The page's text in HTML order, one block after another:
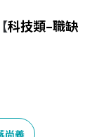
科技類–職缺